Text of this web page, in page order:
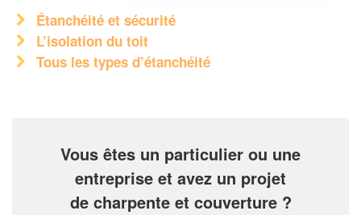
Étanchéité et sécurité
L’isolation du toit
Tous les types d’étanchéité
Vous êtes un particulier ou une
entreprise et avez un projet
de charpente et couverture ?